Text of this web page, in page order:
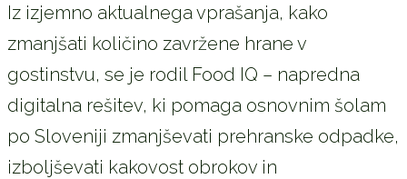
Iz izjemno aktualnega vprašanja, kako
zmanjšati količino zavržene hrane v
gostinstvu, se je rodil Food IQ – napredna
digitalna rešitev, ki pomaga osnovnim šolam
po Sloveniji zmanjševati prehranske odpadke,
izboljševati kakovost obrokov in